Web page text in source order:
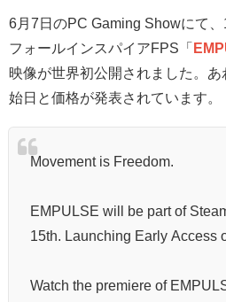
6月7日のPC Gaming Showにて
フォールインスパイアFPS「
映像が世界初公開されました。
始日と価格が発表されています。
Movement is Freedom.
EMPULSE will be part of
15th. Launching Early Access
Watch the premiere of